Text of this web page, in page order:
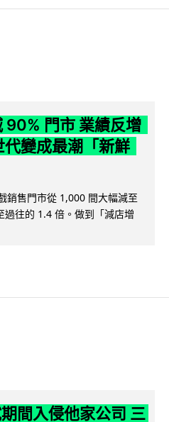
90% 門市 業績反增
變成最潮「新鮮
銷售門市從 1,000 間大幅減至
往的 1.4 倍。做到「減店增
間入侵他家公司 三